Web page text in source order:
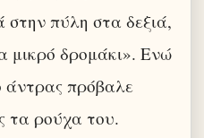
στην πύλη στα δεξιά,
μικρό δρομάκι». Ενώ
άντρας πρόβαλε
τα ρούχα του.